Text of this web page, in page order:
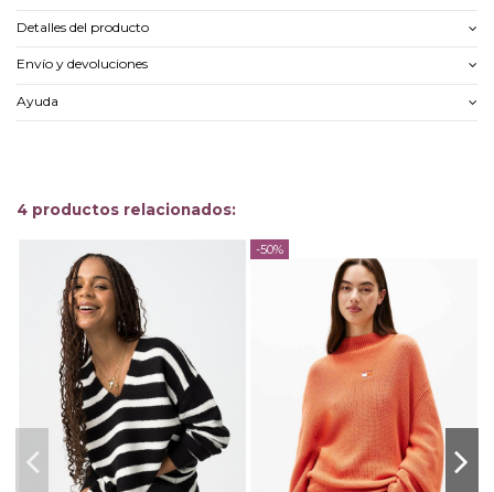
Detalles del producto
Envío y devoluciones
Ayuda
4 productos relacionados:
-50%